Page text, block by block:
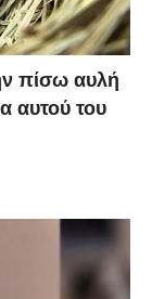
πίσω αυλή
αυτού του